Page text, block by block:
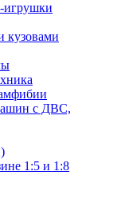
игрушки
с ДВС,
1:5 и 1:8